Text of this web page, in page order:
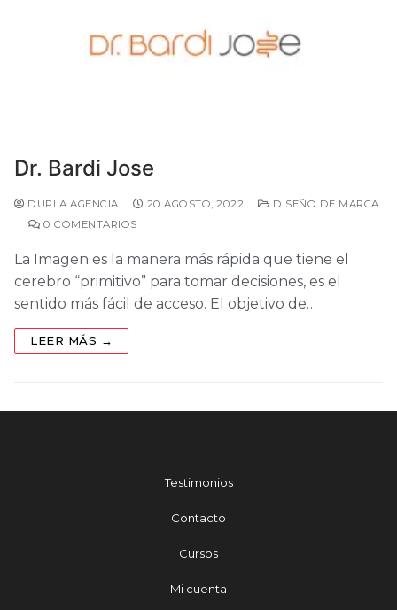
Dr. Bardi Jose
DUPLA AGENCIA 20 AGOSTO, 2022
DISEÑO DE MARCA
0 COMENTARIOS
La Imagen es la manera más rápida que tiene el
cerebro “primitivo” para tomar decisiones, es el
sentido más fácil de acceso. El objetivo de…
LEER MÁS →
Testimonios
Contacto
Cursos
Mi cuenta